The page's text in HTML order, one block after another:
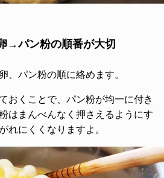
→パン粉の順番が大切
、パン粉の順に絡めます。
おくことで、パン粉が均一に付き
はまんべんなく押さえるようにす
れにくくなりますよ。